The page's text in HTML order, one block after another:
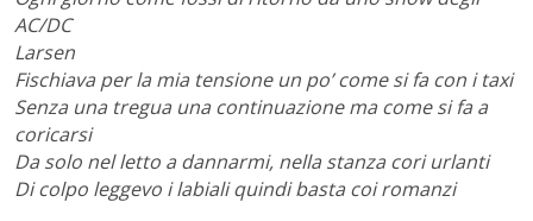
AC/DC
Larsen
Fischiava per la mia tensione un po’ come si fa con i taxi
Senza una tregua una continuazione ma come si fa a
coricarsi
Da solo nel letto a dannarmi, nella stanza cori urlanti
Di colpo leggevo i labiali quindi basta coi romanzi